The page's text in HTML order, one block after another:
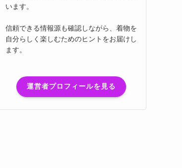
います。
信頼できる情報源も確認しながら、着物を
自分らしく楽しむためのヒントをお届けし
ます。
運営者プロフィールを見る